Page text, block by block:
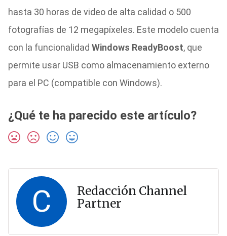
hasta 30 horas de video de alta calidad o 500
fotografías de 12 megapíxeles. Este modelo cuenta
con la funcionalidad Windows ReadyBoost, que
permite usar USB como almacenamiento externo
para el PC (compatible con Windows).
¿Qué te ha parecido este artículo?
C
Redacción Channel
Partner